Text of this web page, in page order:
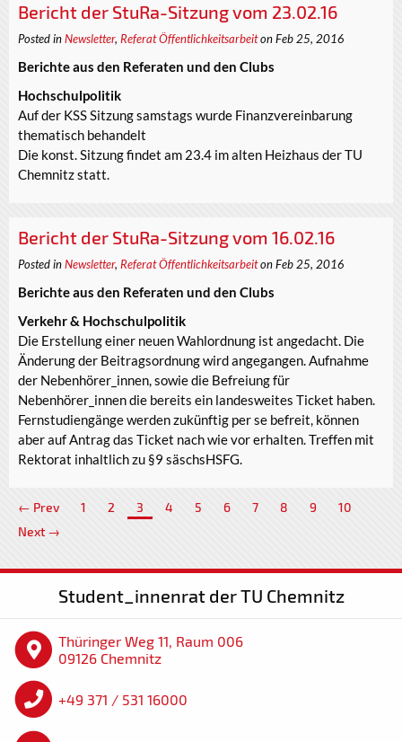
Bericht der StuRa-Sitzung vom 23.02.16
Posted inNewsletter, Referat Öffentlichkeitsarbeiton Feb 25, 2016
Berichte aus den Referaten und den Clubs
Hochschulpolitik
Auf der KSS Sitzung samstags wurde Finanzvereinbarung
thematisch behandelt
Die konst. Sitzung findet am 23.4 im alten Heizhaus der TU
Chemnitz statt.
Bericht der StuRa-Sitzung vom 16.02.16
Posted inNewsletter, Referat Öffentlichkeitsarbeiton Feb 25, 2016
Berichte aus den Referaten und den Clubs
Verkehr & Hochschulpolitik
Die Erstellung einer neuen Wahlordnung ist angedacht. Die
Änderung der Beitragsordnung wird angegangen. Aufnahme
der Nebenhörer_innen, sowie die Befreiung für
Nebenhörer_innen die bereits ein landesweites Ticket haben.
Fernstudiengänge werden zukünftig per se befreit, können
aber auf Antrag das Ticket nach wie vor erhalten. Treffen mit
Rektorat inhaltlich zu §9 säschsHSFG.
← Prev 1 2 3 4 5 6 7 8 9
10
Next →
Student_innenrat der TU Chemnitz
Thüringer Weg 11, Raum 006
09126 Chemnitz
+49 371 / 531 16000